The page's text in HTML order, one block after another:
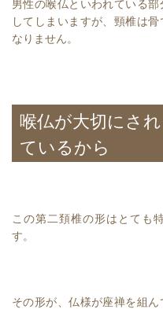
男性の喉仏といわれている
してしまいますが、頸椎は
なりません。
喉仏が大切にさ
ているから
この第二頚椎の形はとても
す。
その形が、仏様が座禅を組